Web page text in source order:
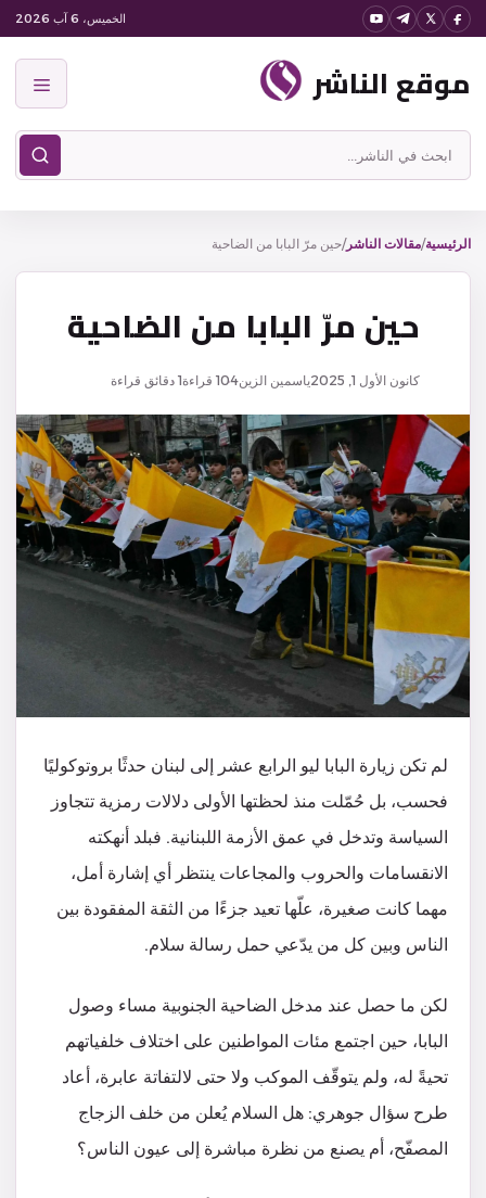
انتقل
المحتوى
الخميس، 6 آب 2026
موقع الناشر
ابحث
في
الناشر
الرئيسية/مقالات الناشر/حين مرّ البابا من الضاحية
حين مرّ البابا من الضاحية
كانون الأول 1, 2025 ياسمين الزين104 قراءة1 دقائق قراءة
لم تكن زيارة البابا ليو الرابع عشر إلى لبنان حدثًا بروتوكوليًا
فحسب، بل حُمّلت منذ لحظتها الأولى دلالات رمزية تتجاوز
السياسة وتدخل في عمق الأزمة اللبنانية. فبلد أنهكته
الانقسامات والحروب والمجاعات ينتظر أي إشارة أمل،
مهما كانت صغيرة، علّها تعيد جزءًا من الثقة المفقودة بين
الناس وبين كل من يدّعي حمل رسالة سلام.
لكن ما حصل عند مدخل الضاحية الجنوبية مساء وصول
البابا، حين اجتمع مئات المواطنين على اختلاف خلفياتهم
تحيةً له، ولم يتوقّف الموكب ولا حتى لالتفاتة عابرة، أعاد
طرح سؤال جوهري: هل السلام يُعلن من خلف الزجاج
المصفّح، أم يصنع من نظرة مباشرة إلى عيون الناس؟